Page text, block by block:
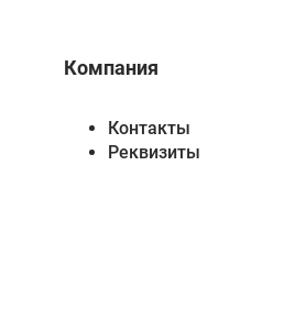
Компания
Контакты
Реквизиты